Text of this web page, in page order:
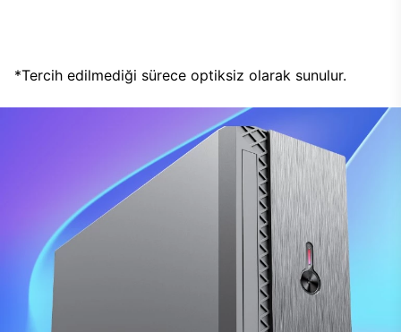
*Tercih edilmediği sürece optiksiz olarak sunulur.